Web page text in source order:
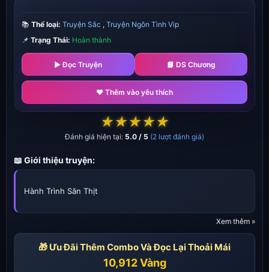
📚 Thể loại: Truyện Sắc , Truyện Ngôn Tình Vip
📌 Trạng Thái: Hoàn thành
▶ Đọc Truyện 📘 DS Chương
❤️ Thêm vào yêu thích
★★★★★
Đánh giá hiện tại: 5.0 / 5 (2 lượt đánh giá)
📖 Giới thiệu truyện:
Hành Trình Săn Thịt
Xem thêm »
🎁 Ưu Đãi Thêm Combo Và Đọc Lại Thoải Mái
10,912 Vàng